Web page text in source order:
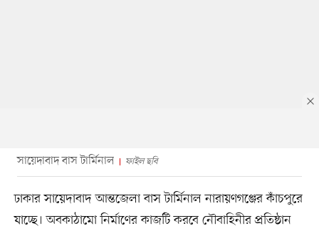
সায়েদাবাদ বাস টার্মিনাল ফাইল ছবি
ঢাকার সায়েদাবাদ আন্তজেলা বাস টার্মিনাল নারায়ণগঞ্জের কাঁচপুরে
যাচ্ছে। অবকাঠামো নির্মাণের কাজটি করবে নৌবাহিনীর প্রতিষ্ঠান